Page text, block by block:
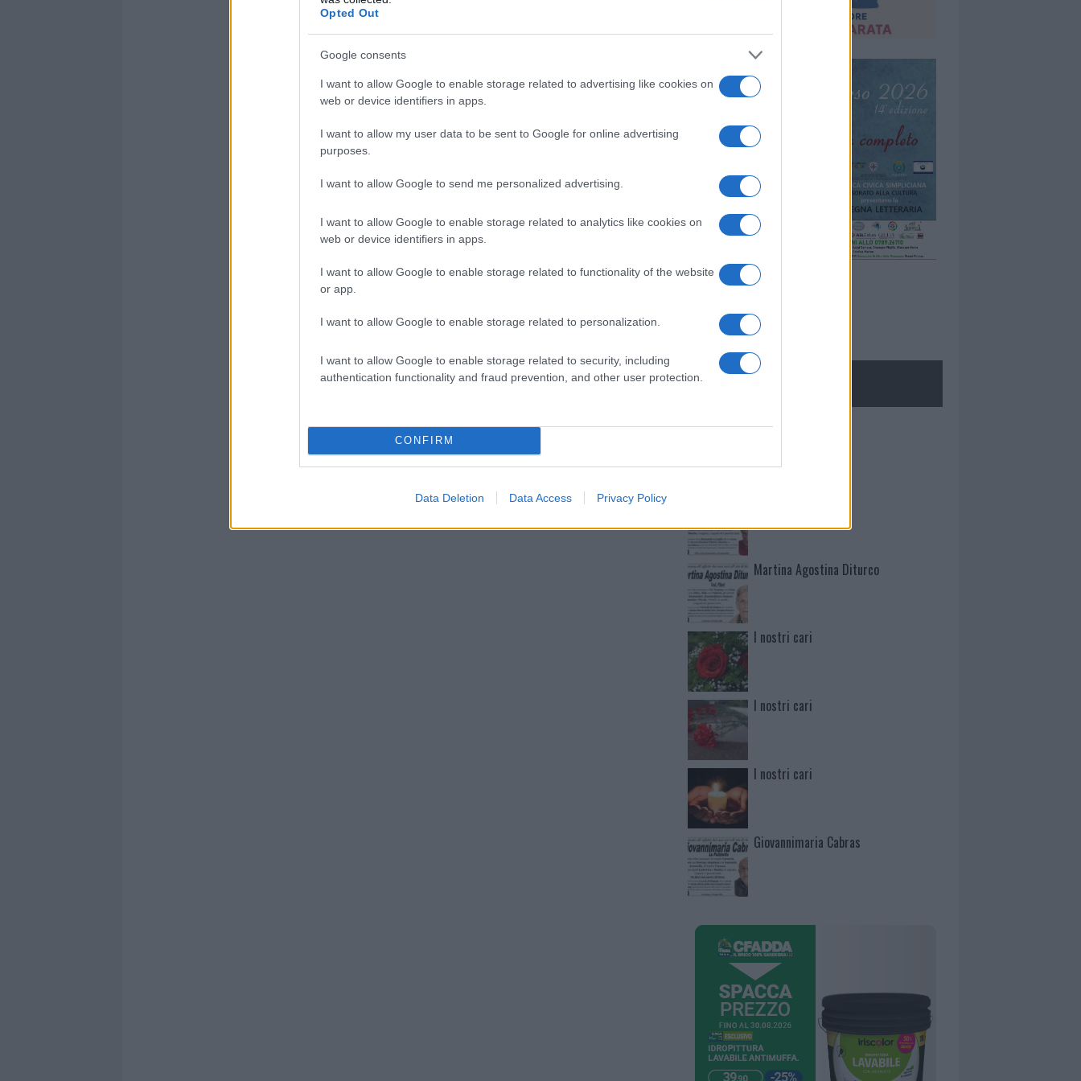
Opted Out
Google consents
I want to allow Google to enable storage related to advertising like cookies on
web or device identifiers in apps.
I want to allow my user data to be sent to Google for online advertising
purposes.
I want to allow Google to send me personalized advertising.
I want to allow Google to enable storage related to analytics like cookies on
web or device identifiers in apps.
I want to allow Google to enable storage related to functionality of the website
or app.
I want to allow Google to enable storage related to personalization.
I want to allow Google to enable storage related to security, including
authentication functionality and fraud prevention, and other user protection.
CONFIRM
Data Deletion Data Access Privacy Policy
Mario Malu
Martina Agostina Diturco
I nostri cari
I nostri cari
I nostri cari
Giovannimaria Cabras